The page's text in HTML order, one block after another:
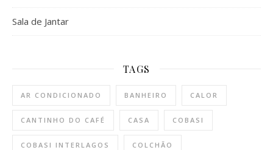
Sala de Jantar
TAGS
AR CONDICIONADO BANHEIRO CALOR
CANTINHO DO CAFÉ CASA COBASI
COBASI INTERLAGOS COLCHÃO